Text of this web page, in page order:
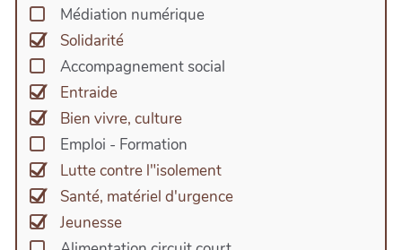
Médiation numérique
Solidarité
Accompagnement social
Entraide
Bien vivre, culture
Emploi - Formation
Lutte contre l"isolement
Santé, matériel d'urgence
Jeunesse